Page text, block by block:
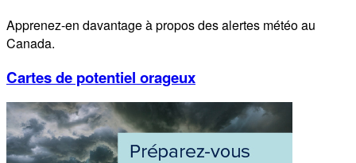
Apprenez-en davantage à propos des alertes météo au
Canada.
Cartes de potentiel orageux